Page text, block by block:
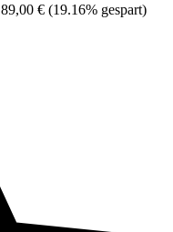
89,00 € (19.16% gespart)